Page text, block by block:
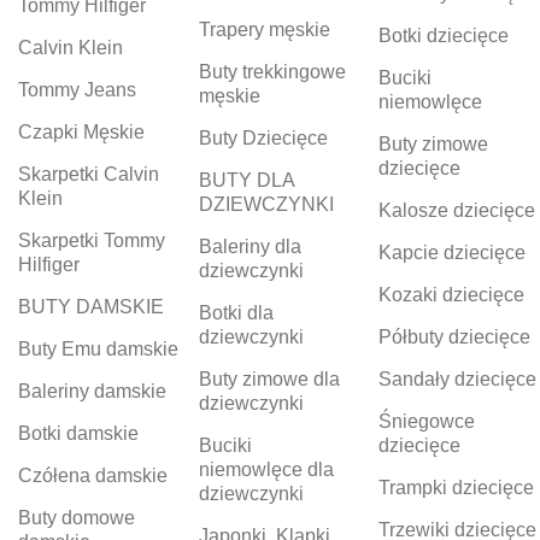
Tommy Hilfiger
Calvin Klein
Tommy Jeans
Czapki Męskie
Skarpetki Calvin
Klein
Skarpetki Tommy
Hilfiger
BUTY DAMSKIE
Buty Emu damskie
Baleriny damskie
Botki damskie
Czółena damskie
Buty domowe
Trapery męskie
Buty trekkingowe
męskie
Buty Dziecięce
BUTY DLA
DZIEWCZYNKI
Baleriny dla
dziewczynki
Botki dla
dziewczynki
Buty zimowe dla
dziewczynki
Buciki
niemowlęce dla
dziewczynki
Japonki, Klapki
Botki dziecięce
Buciki
niemowlęce
Buty zimowe
dziecięce
Kalosze dziecięce
Kapcie dziecięce
Kozaki dziecięce
Półbuty dziecięce
Sandały dziecięce
Śniegowce
dziecięce
Trampki dziecięce
Trzewiki dziecięce